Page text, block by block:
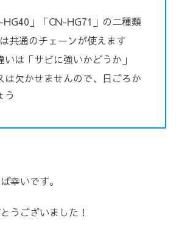
」「CN-HG71」の二種類
共通のチェーンが使えます
いは「サビに強いかどうか」
は欠かせませんので、日ごろか
う
幸いです。
うございました！